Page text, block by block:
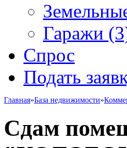
Гаражи
Спрос
Подать
Главная»База недвижимости»
Сдам